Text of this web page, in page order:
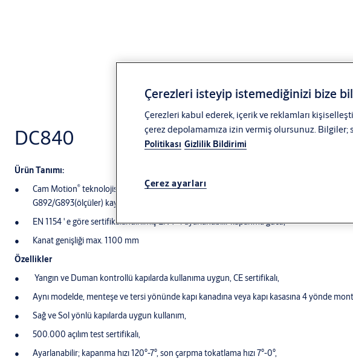
DC840
Ürün Tanımı:
Cam Motion® teknolojisine sahip kayar kollu (gizli) ankastre hidrolik kapı kapatıcı,
G892/G893(ölçüler) kayar kol ile uygulama,
EN 1154 ' e göre sertifikalandırılmış EN 1-4 ayarlanabilir kapanma gücü,
Kanat genişliği max. 1100 mm
Özellikler
Yangın ve Duman kontrollü kapılarda kullanıma uygun, CE sertifikalı,
Aynı modelde, menteşe ve tersi yönünde kapı kanadına veya kapı kasasına 4 yönde
Sağ ve Sol yönlü kapılarda uygun kullanım,
500.000 açılım test sertifikalı,
Ayarlanabilir; kapanma hızı 120°-7°, son çarpma tokatlama hızı 7°-0°,
Çerezleri isteyip istemediğinizi bize
Çerezleri kabul ederek, içerik ve reklamları
çerez depolamamıza izin vermiş olursunuz. Bilgiler;
Politikası Gizlilik Bildirimi
Çerez ayarları